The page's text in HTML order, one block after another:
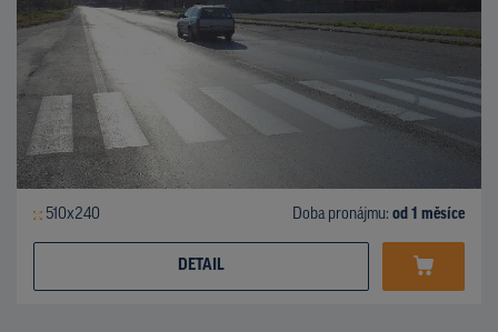
510x240 Doba pronájmu: od 1 měsíce
DETAIL